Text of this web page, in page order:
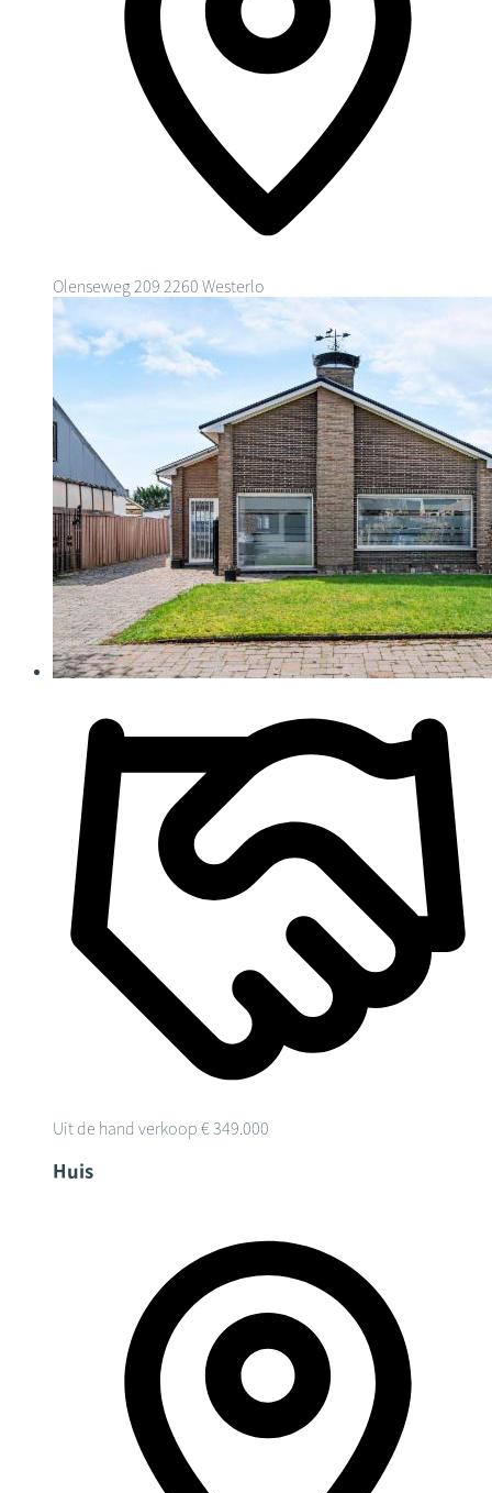
Olenseweg 209 2260 Westerlo
Uit de hand verkoop € 349.000
Huis